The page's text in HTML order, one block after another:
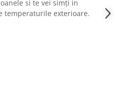
si te vei simți in
temperaturile exterioare.